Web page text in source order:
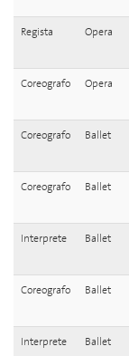
Regista Opera
Coreografo Opera
Coreografo Ballet
Coreografo Ballet
Interprete Ballet
Coreografo Ballet
Interprete Ballet